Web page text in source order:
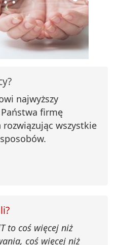
najwyższy
firmę
wszystkie
to coś więcej niż
coś więcej niż